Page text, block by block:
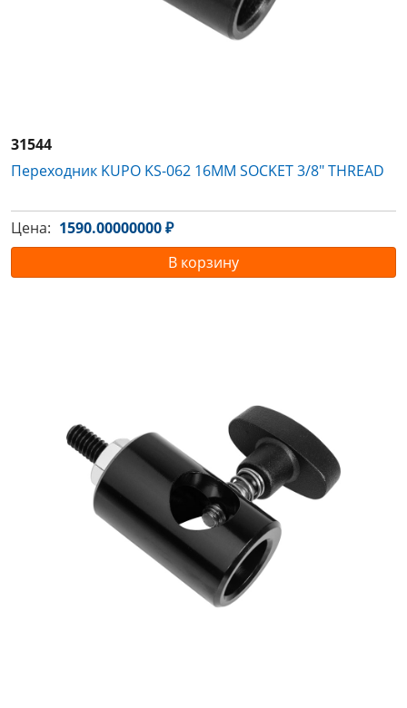
31544
Переходник KUPO KS-062 16MM SOCKET 3/8" THREAD
Цена: 1590.00000000 ₽
В корзину